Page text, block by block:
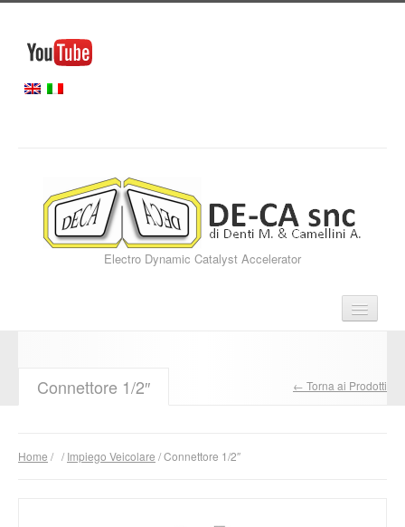
Electro Dynamic Catalyst Accelerator
Servizi
Area Download
Connettore 1/2″ ← Torna ai Prodotti
Home / /Impiego Veicolare / Connettore 1/2″